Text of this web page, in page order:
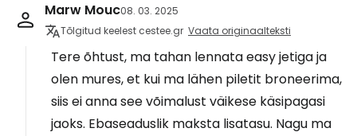
Marw Mouc08. 03. 2025
Tõlgitud keelest cestee.gr Vaata originaalteksti
Tere õhtust, ma tahan lennata easy jetiga ja
olen mures, et kui ma lähen piletit broneerima,
siis ei anna see võimalust väikese käsipagasi
jaoks. Ebaseaduslik maksta lisatasu. Nagu ma